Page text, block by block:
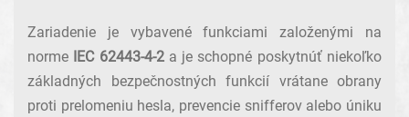
Zariadenie je vybavené funkciami založenými na
norme
IEC 62443-4-2a je schopné poskytnúť niekoľko
základných bezpečnostných funkcií vrátane obrany
proti prelomeniu hesla, prevencie snifferov alebo úniku